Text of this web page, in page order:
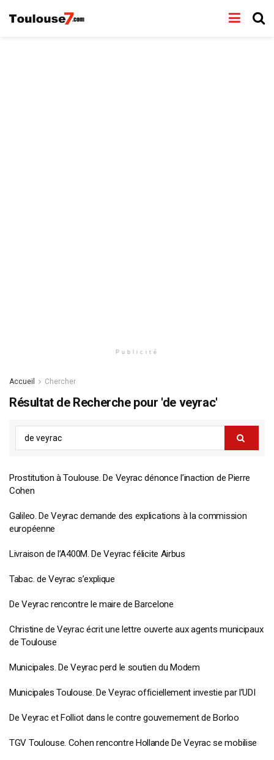
Publicité
Accueil Chercher
Résultat de Recherche pour 'de veyrac'
Prostitution à Toulouse. De Veyrac dénonce l’inaction de Pierre
Cohen
Galileo. De Veyrac demande des explications à la commission
européenne
Livraison de l’A400M. De Veyrac félicite Airbus
Tabac. de Veyrac s’explique
De Veyrac rencontre le maire de Barcelone
Christine de Veyrac écrit une lettre ouverte aux agents municipaux
de Toulouse
Municipales. De Veyrac perd le soutien du Modem
Municipales Toulouse. De Veyrac officiellement investie par l’UDI
De Veyrac et Folliot dans le contre gouvernement de Borloo
TGV Toulouse. Cohen rencontre Hollande De Veyrac se mobilise